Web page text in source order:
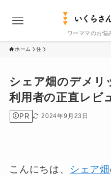
ワーママのお悩
ホーム 住
シェア畑のデメリ
利用者の正直レビ
PR 2024年9月23日
こんにちは、 シェア畑